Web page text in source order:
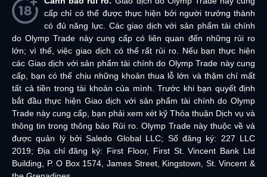
cấp chỉ có thể được thực hiện bởi người trưởng thành
có đủ năng lực. Các giao dịch với sản phẩm tài chính
do Olymp Trade này cung cấp có liên quan đến những rủi ro
lớn; vì thế, việc giao dịch có thể rất rủi ro. Nếu bạn thực hiện
các Giao dịch với sản phẩm tài chính do Olymp Trade này cung
cấp, bạn có thể chịu những khoản thua lỗ lớn và thậm chí mất
tất cả tiền trong tài khoản của mình. Trước khi bạn quyết định
bắt đầu thực hiện Giao dịch với sản phẩm tài chính do Olymp
Trade này cung cấp, bạn phải xem xét kỹ Thỏa thuận Dịch vụ và
thông tin trong thông báo Rủi ro. Olymp Trade này thuộc về và
được quản lý bởi Saledo Global LLC; Số đăng ký: 227 LLC
2019; Địa chỉ đăng ký: First Floor, First St. Vincent Bank Ltd
Building, P. O Box 1574, James Street, Kingstown, St. Vincent &